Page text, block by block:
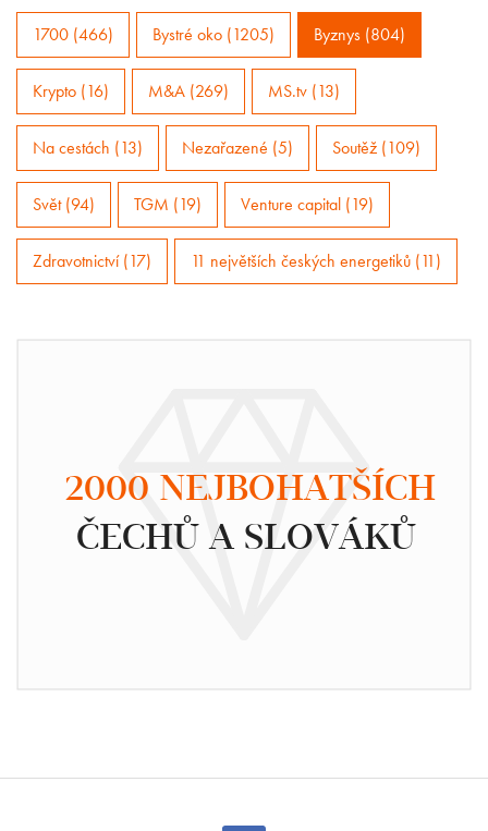
1700 (466) Bystré oko (1205) Byznys (804)
Krypto (16) M&A (269) MS.tv (13)
Na cestách (13) Nezařazené (5) Soutěž (109)
Svět (94) TGM (19) Venture capital (19)
Zdravotnictví (17) 11 největších českých energetiků (11)
2000 NEJBOHATŠÍCH
ČECHŮ A SLOVÁKŮ